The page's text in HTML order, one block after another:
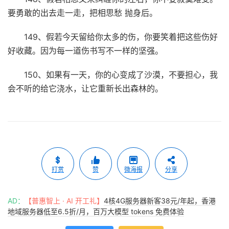
要勇敢的出去走一走，把相思愁 抛身后。
149、假若今天留给你太多的伤，你要笑着把这些伤好
好收藏。因为每一道伤书写不一样的坚强。
150、如果有一天，你的心变成了沙漠，不要担心，我
会不听的给它浇水，让它重新长出森林的。
打赏 赞 微海报 分享
AD： 【普惠智上 · AI 开工礼】 4核4G服务器新客38元/年起，香港
地域服务器低至6.5折/月，百万大模型 tokens 免费体验